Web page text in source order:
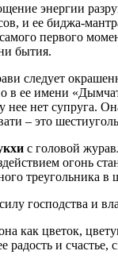
энергии
и ее биджа-
первого
бытия.
следует
ее имени
нее нет супруга.
– это
с головой
огонь
треугольника в
господства и
как цветок,
радость и